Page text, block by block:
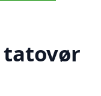
tatovør